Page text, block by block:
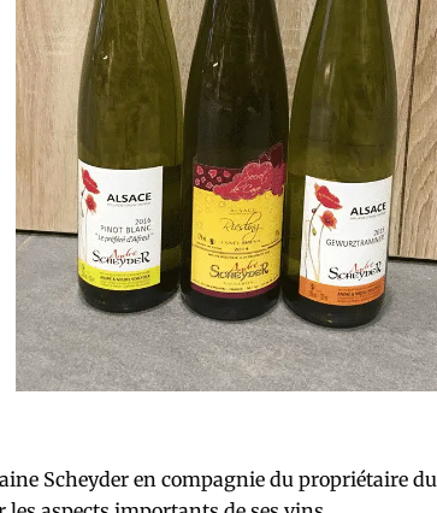
Scheyder en compagnie du propriétaire du